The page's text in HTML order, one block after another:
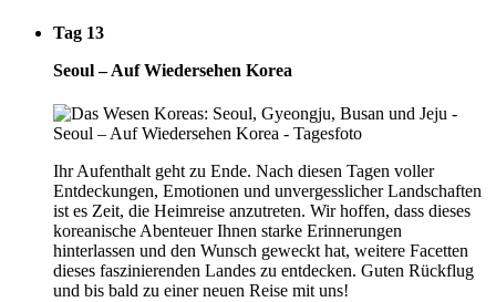
Tag 13
Seoul – Auf Wiedersehen Korea
Ihr Aufenthalt geht zu Ende. Nach diesen Tagen voller
Entdeckungen, Emotionen und unvergesslicher Landschaften
ist es Zeit, die Heimreise anzutreten. Wir hoffen, dass dieses
koreanische Abenteuer Ihnen starke Erinnerungen
hinterlassen und den Wunsch geweckt hat, weitere Facetten
dieses faszinierenden Landes zu entdecken. Guten Rückflug
und bis bald zu einer neuen Reise mit uns!